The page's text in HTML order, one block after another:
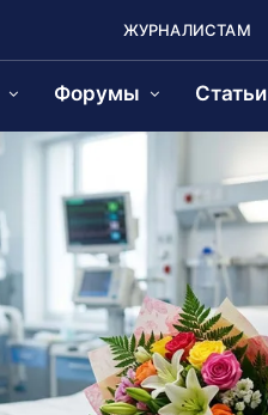
ЖУРНАЛИСТАМ
Форумы Статьи